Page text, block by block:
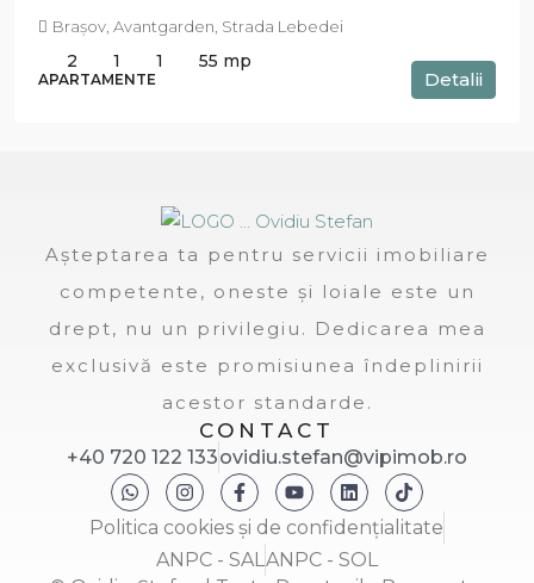
Brașov, Avantgarden, Strada Lebedei
2 1 1 55 mp
APARTAMENTE Detalii
Așteptarea ta pentru servicii imobiliare
competente, oneste și loiale este un
drept, nu un privilegiu. Dedicarea mea
exclusivă este promisiunea îndeplinirii
acestor standarde.
CONTACT
+40 720 122 133ovidiu.stefan@vipimob.ro
Politica cookies și de confidențialitate
ANPC - SALANPC - SOL